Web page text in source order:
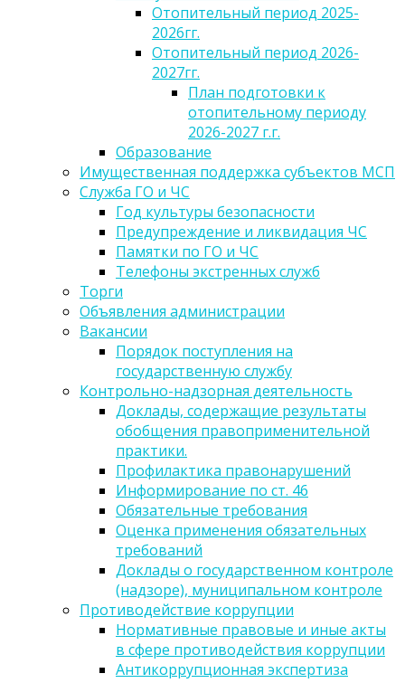
Отопительный период 2025-
2026гг.
Отопительный период 2026-
2027гг.
План подготовки к
отопительному периоду
2026-2027 г.г.
Образование
Имущественная поддержка субъектов МСП
Служба ГО и ЧС
Год культуры безопасности
Предупреждение и ликвидация ЧС
Памятки по ГО и ЧС
Телефоны экстренных служб
Торги
Объявления администрации
Вакансии
Порядок поступления на
государственную службу
Контрольно-надзорная деятельность
Доклады, содержащие результаты
обобщения правоприменительной
практики.
Профилактика правонарушений
Информирование по ст. 46
Обязательные требования
Оценка применения обязательных
требований
Доклады о государственном контроле
(надзоре), муниципальном контроле
Противодействие коррупции
Нормативные правовые и иные акты
в сфере противодействия коррупции
Антикоррупционная экспертиза